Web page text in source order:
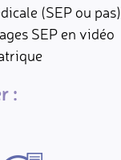
(SEP ou pas)
SEP en vidéo
: